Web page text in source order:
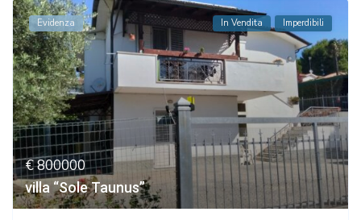
Evidenza In Vendita Imperdibili
€ 800000
villa “Sole Taunus”